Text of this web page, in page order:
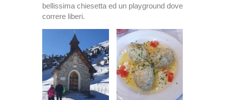
bellissima chiesetta ed un playground dove
correre liberi.